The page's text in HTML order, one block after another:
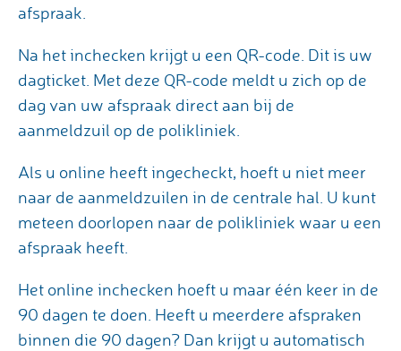
afspraak.
Na het inchecken krijgt u een QR-code. Dit is uw
dagticket. Met deze QR-code meldt u zich op de
dag van uw afspraak direct aan bij de
aanmeldzuil op de polikliniek.
Als u online heeft ingecheckt, hoeft u niet meer
naar de aanmeldzuilen in de centrale hal. U kunt
meteen doorlopen naar de polikliniek waar u een
afspraak heeft.
Het online inchecken hoeft u maar één keer in de
90 dagen te doen. Heeft u meerdere afspraken
binnen die 90 dagen? Dan krijgt u automatisch